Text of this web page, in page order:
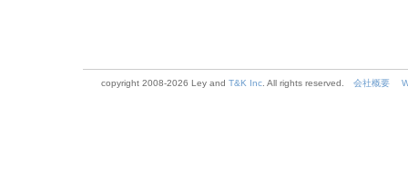
copyright 2008-2026 Ley and T&K Inc . All rights reserved. 会社概要